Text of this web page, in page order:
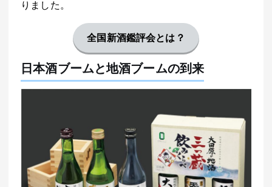
りました。
全国新酒鑑評会とは？
日本酒ブームと地酒ブームの到来